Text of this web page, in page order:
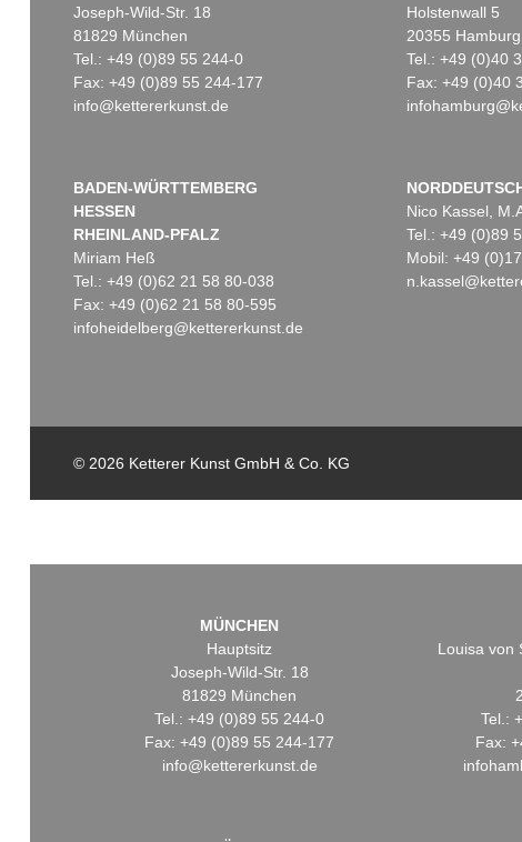
Joseph-Wild-Str. 18
81829 München
Tel.: +49 (0)89 55 244-0
Fax: +49 (0)89 55 244-177
info@kettererkunst.de
Holstenwall 5
20355 Hamburg
Tel.: +49 (0)40
Fax: +49 (0)40
BADEN-WÜRTTEMBERG
HESSEN
RHEINLAND-PFALZ
Miriam Heß
Tel.: +49 (0)62 21 58 80-038
Fax: +49 (0)62 21 58 80-595
infoheidelberg@kettererkunst.de
Nico Kassel,
Tel.: +49 (0)89
Mobil: +49
© 2026 Ketterer Kunst GmbH & Co. KG
MÜNCHEN
Hauptsitz
Joseph-Wild-Str. 18
81829 München
Tel.: +49 (0)89 55 244-0
Fax: +49 (0)89 55 244-177
info@kettererkunst.de
Louisa von
Tel.:
Fax: